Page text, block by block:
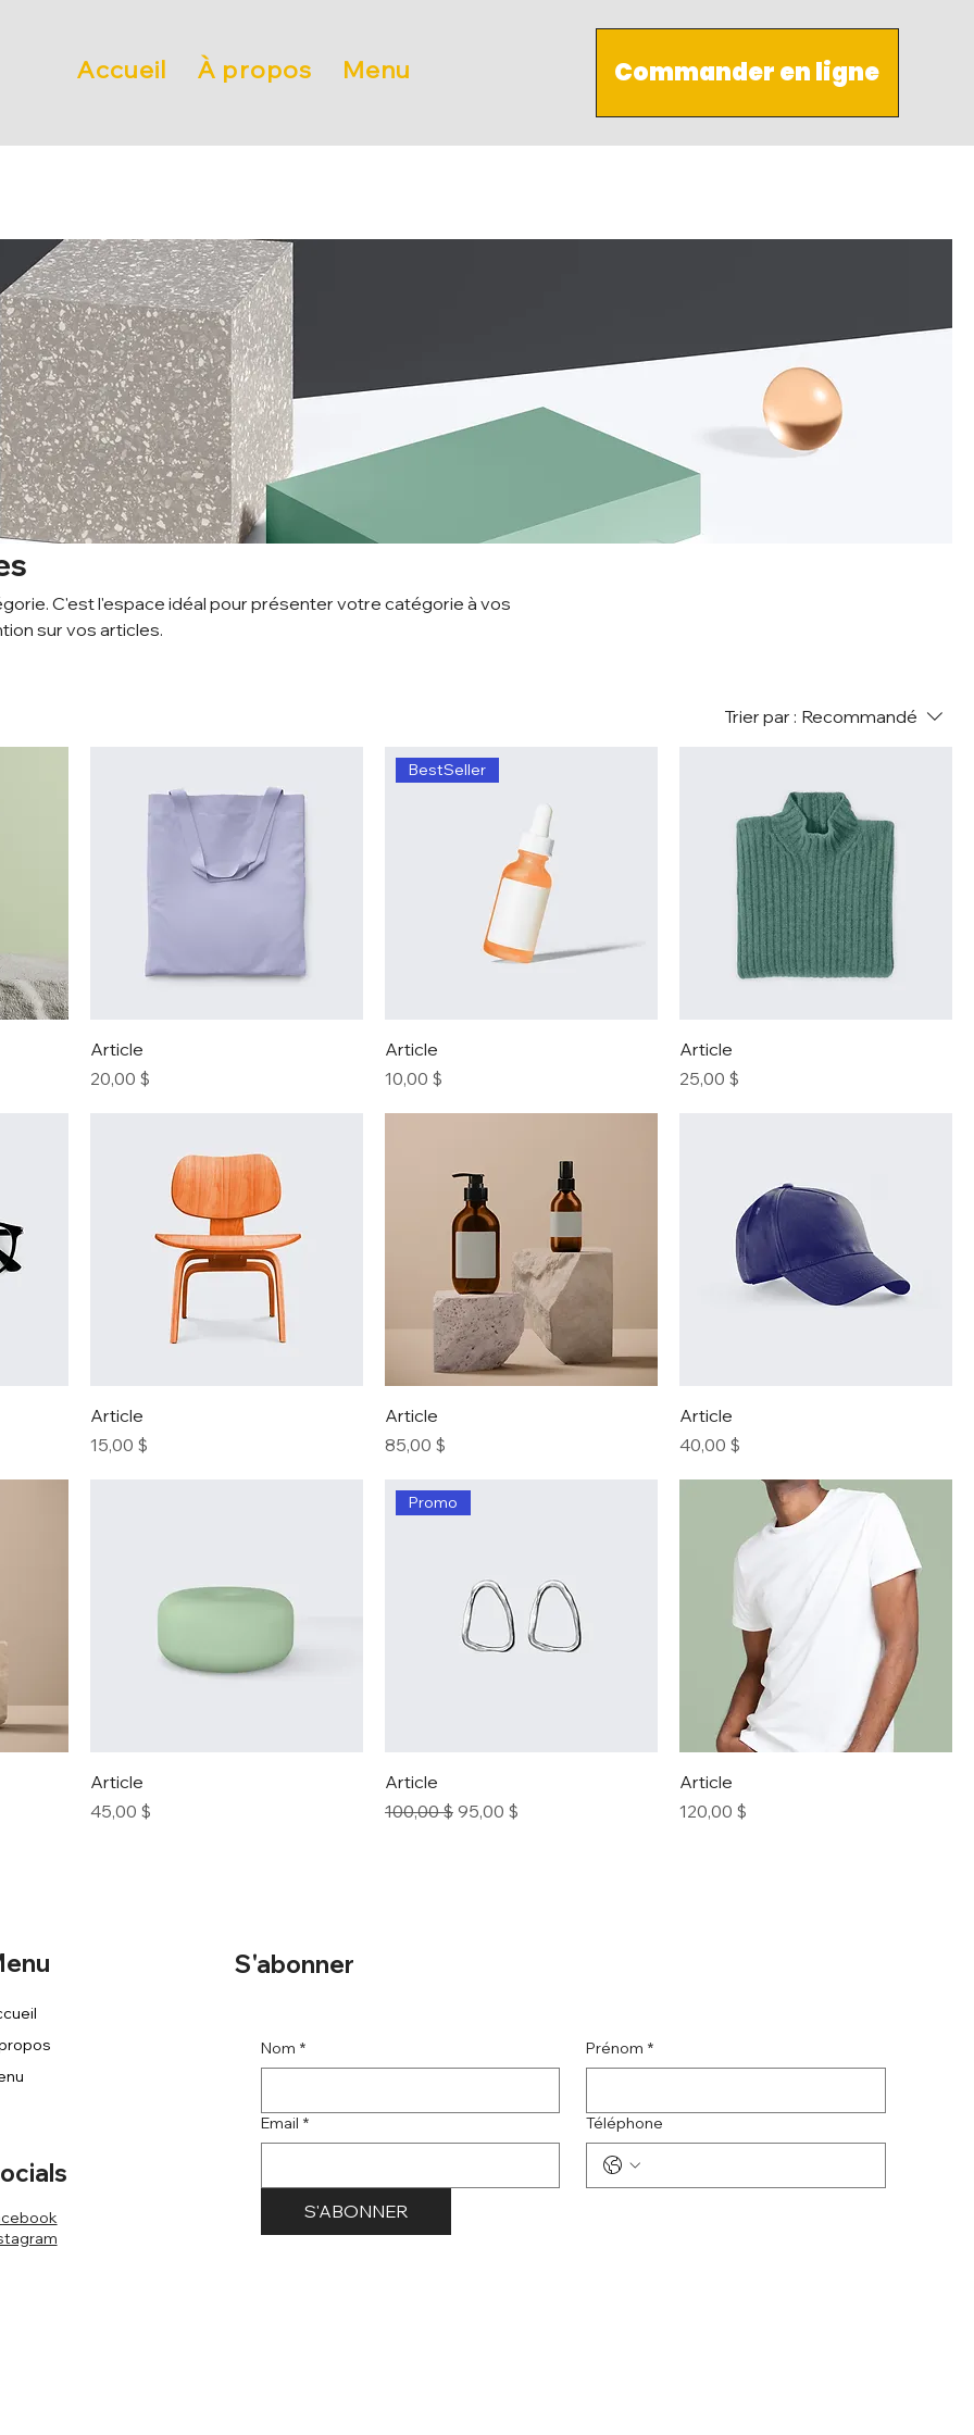
Accueil À propos Menu Commander en ligne
C'est l'espace idéal pour présenter votre catégorie à vos
sur vos articles.
Trier par : Recommandé
Article
Prix
20,00 $
BestSeller
Article
Prix
10,00 $
Article
Prix
25,00 $
Article
Prix
15,00 $
Article
Prix
85,00 $
Article
Prix
40,00 $
Article
Prix
45,00 $
Promo
Article
Prix original
100,00 $ Prix promotionnel
95,00 $
Article
Prix
120,00 $
Nom * Prénom *
Email * Téléphone
S'ABONNER
S'abonner